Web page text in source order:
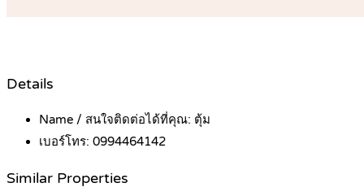
Details
Name / สนใจติดต่อได้ที่คุณ: ตุ้ม
เบอร์โทร: 0994464142
Similar Properties